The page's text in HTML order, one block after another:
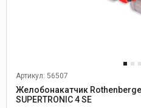
Артикул: 56507
Желобонакатчик
SUPERTRONIC 4 SE